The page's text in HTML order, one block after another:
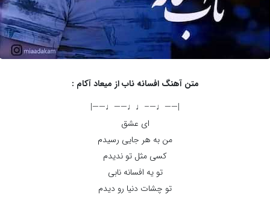
متن آهنگ افسانه ناب از میعاد آکام :
|——♩—–♩♩——♩——|
ای عشق
من به هر جایی رسیدم
کسی مثل تو ندیدم
تو یه افسانه نابی
تو چشات دنیا رو دیدم